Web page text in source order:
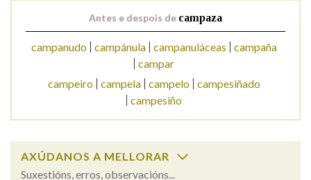
BUSCAR NO CONTIDO
Nas definicións
Na fraseoloxía
Antes e despois de campaza
campanudo campánula campanuláceas
campaña
campar
campeiro
campela campelo
campesiñado
campesiño
AXÚDANOS A MELLORAR
Suxestións, erros, observacións...